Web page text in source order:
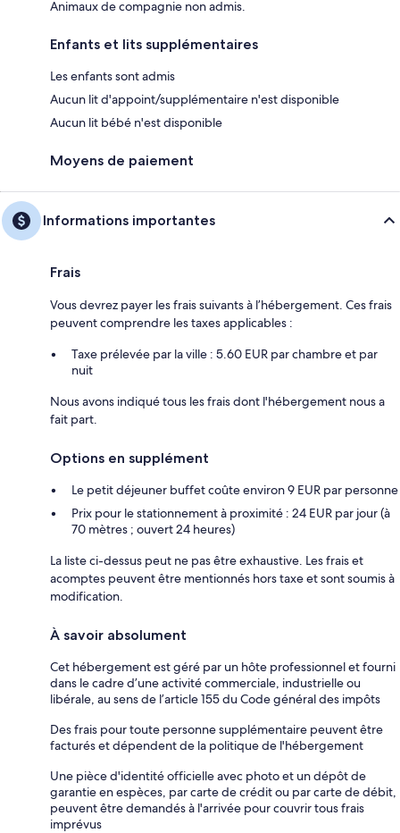
Animaux de compagnie non admis.
Enfants et lits supplémentaires
Les enfants sont admis
Aucun lit d'appoint/supplémentaire n'est disponible
Aucun lit bébé n'est disponible
Moyens de paiement
Informations importantes
Frais
Vous devrez payer les frais suivants à l’hébergement. Ces frais
peuvent comprendre les taxes applicables :
Taxe prélevée par la ville : 5.60 EUR par chambre et par
nuit
Nous avons indiqué tous les frais dont l'hébergement nous a
fait part.
Options en supplément
Le petit déjeuner buffet coûte environ 9 EUR par personne
Prix pour le stationnement à proximité : 24 EUR par jour (à
70 mètres ; ouvert 24 heures)
La liste ci-dessus peut ne pas être exhaustive. Les frais et
acomptes peuvent être mentionnés hors taxe et sont soumis à
modification.
À savoir absolument
Cet hébergement est géré par un hôte professionnel et fourni
dans le cadre d’une activité commerciale, industrielle ou
libérale, au sens de l’article 155 du Code général des impôts
Des frais pour toute personne supplémentaire peuvent être
facturés et dépendent de la politique de l'hébergement
Une pièce d'identité officielle avec photo et un dépôt de
garantie en espèces, par carte de crédit ou par carte de débit,
peuvent être demandés à l'arrivée pour couvrir tous frais
imprévus